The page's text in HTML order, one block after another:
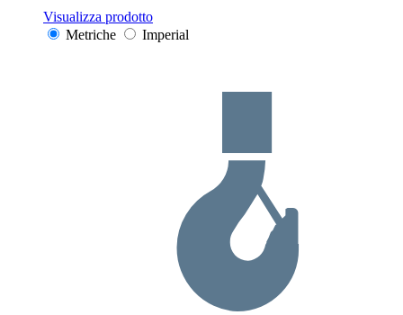
Visualizza prodotto
Metriche
Imperial